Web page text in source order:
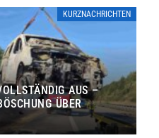
KURZNACHRICHTEN
AUS –
ÜBER